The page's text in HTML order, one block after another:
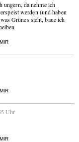
ungern, da nehme ich
werden (und haben
Grünes sieht, baue ich
Uhr